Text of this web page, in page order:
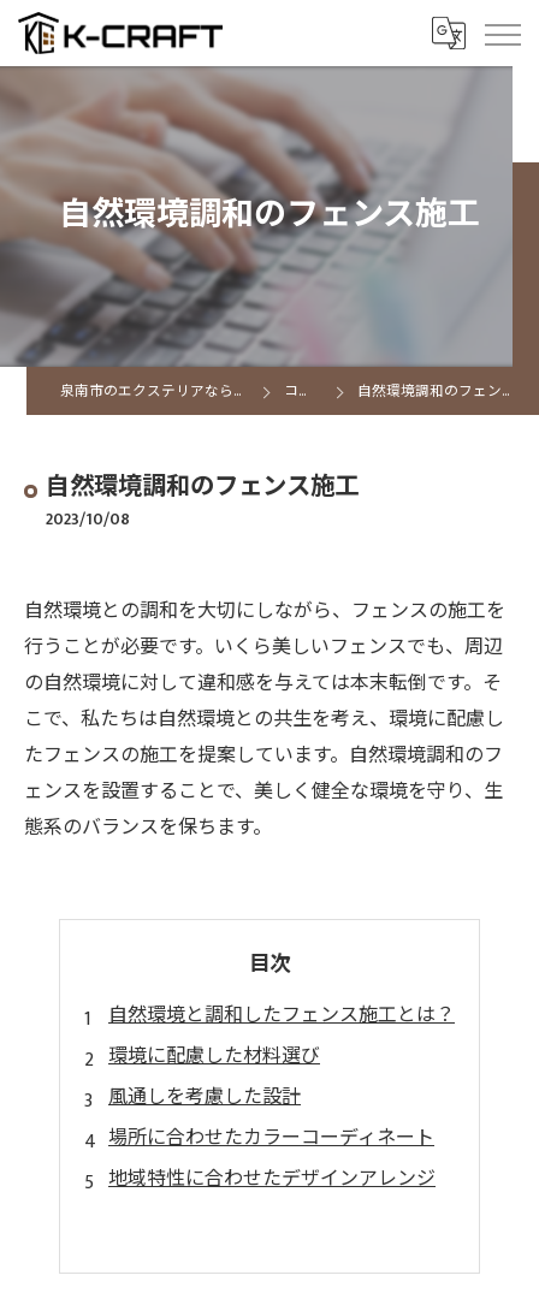
自然環境調和のフェンス施工
泉南市のエクステリアならK CRAFT コラム 自然環境調和のフェンス施工
自然環境調和のフェンス施工
2023/10/08
自然環境との調和を大切にしながら、フェンスの施工を
行うことが必要です。いくら美しいフェンスでも、周辺
の自然環境に対して違和感を与えては本末転倒です。そ
こで、私たちは自然環境との共生を考え、環境に配慮し
たフェンスの施工を提案しています。自然環境調和のフ
ェンスを設置することで、美しく健全な環境を守り、生
態系のバランスを保ちます。
目次
自然環境と調和したフェンス施工とは？
環境に配慮した材料選び
風通しを考慮した設計
場所に合わせたカラーコーディネート
地域特性に合わせたデザインアレンジ